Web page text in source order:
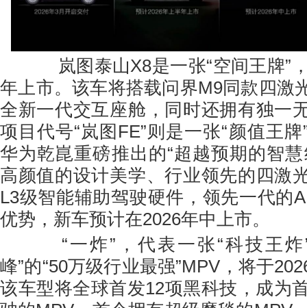
岚图泰山X8是一张“空间王牌”
年上市。该车将搭载问界M9同款四激
全新一代交互座舱，同时还拥有独一
项目代号“岚图FE”则是一张“颜值王
华为乾崑重磅推出的“超越预期的智
高颜值的设计美学、行业领先的四激
L3级智能辅助驾驶硬件，领先一代的
优势，新车预计在2026年中上市。
“一炸”，代表一张“科技王炸
峰”的“50万级行业最强”MPV，将于
该车型将全球首发12项黑科技，成为